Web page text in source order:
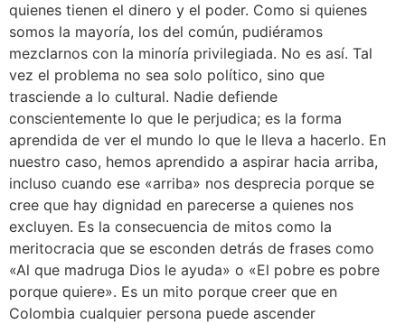
quienes tienen el dinero y el poder. Como si quienes
somos la mayoría, los del común, pudiéramos
mezclarnos con la minoría privilegiada. No es así. Tal
vez el problema no sea solo político, sino que
trasciende a lo cultural. Nadie defiende
conscientemente lo que le perjudica; es la forma
aprendida de ver el mundo lo que le lleva a hacerlo. En
nuestro caso, hemos aprendido a aspirar hacia arriba,
incluso cuando ese «arriba» nos desprecia porque se
cree que hay dignidad en parecerse a quienes nos
excluyen. Es la consecuencia de mitos como la
meritocracia que se esconden detrás de frases como
«Al que madruga Dios le ayuda» o «El pobre es pobre
porque quiere». Es un mito porque creer que en
Colombia cualquier persona puede ascender